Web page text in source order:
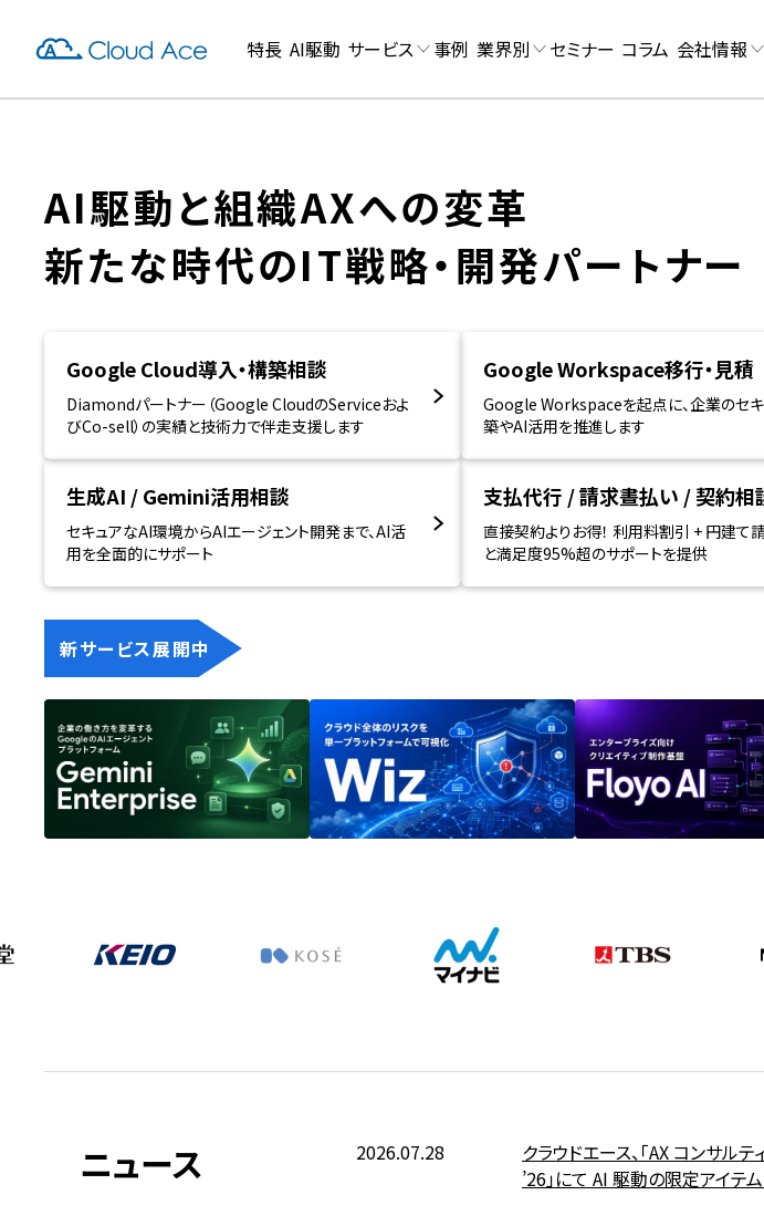
特長 AI駆動 サービス 事例 業界別 セミナー コラム 会社情報
AI駆動と組織AXへの変革
新たな時代のIT戦略・開発パートナー
ルディングス株式会社
AI・機械学習
大東建託パートナーズ
Google Cloud導入・構築相談
Diamondパートナー（Google CloudのServiceおよ
びCo-sell）の実績と技術力で伴走支援します
Google Workspace移行・見積
Google Workspaceを起点に、企業のセキ
築やAI活用を推進します
生成AI / Gemini活用相談
セキュアなAI環境からAIエージェント開発まで、AI活
用を全面的にサポート
支払代行 / 請求晝払い / 契約相
直接契約よりお得！ 利用料割引 + 円建て
と満足度95%超のサポートを提供
新サービス展開中
ニュース 2026.07.28
クラウドエース、「AX コンサ
’26」にて AI 駆動の限定アイテ